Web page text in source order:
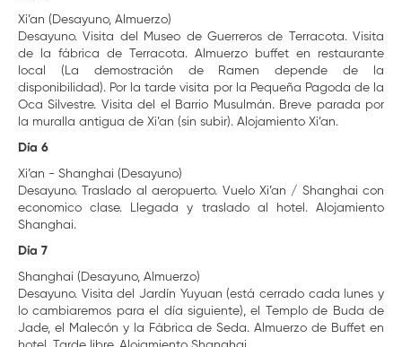
Xi’an (Desayuno, Almuerzo)
Desayuno. Visita del Museo de Guerreros de Terracota. Visita
de la fábrica de Terracota. Almuerzo buffet en restaurante
local (La demostración de Ramen depende de la
disponibilidad). Por la tarde visita por la Pequeña Pagoda de la
Oca Silvestre. Visita del el Barrio Musulmán. Breve parada por
la muralla antigua de Xi’an (sin subir). Alojamiento Xi’an.
Día 6
Xi’an - Shanghai (Desayuno)
Desayuno. Traslado al aeropuerto. Vuelo Xi’an / Shanghai con
economico clase. Llegada y traslado al hotel. Alojamiento
Shanghai.
Día 7
Shanghai (Desayuno, Almuerzo)
Desayuno. Visita del Jardín Yuyuan (está cerrado cada lunes y
lo cambiaremos para el día siguiente), el Templo de Buda de
Jade, el Malecón y la Fábrica de Seda. Almuerzo de Buffet en